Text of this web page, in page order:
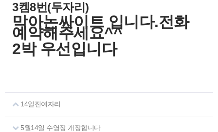
3켐8번(두자리)
​막아논싸이트 입니다.전화
예약해주세요^^
2박 우선입니다
14일진여자리
5월14일 수영장 개장합니다